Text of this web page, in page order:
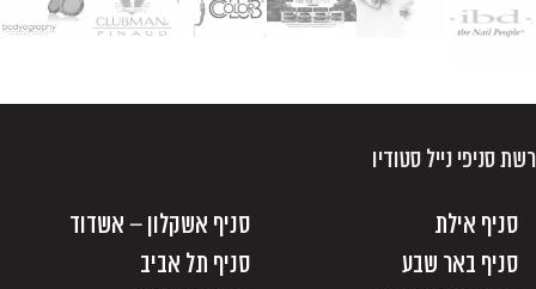
רשת סניפי נייל סטודיו
סניף אילת
סניף אשקלון – אשדוד
סניף באר שבע
סניף תל אביב